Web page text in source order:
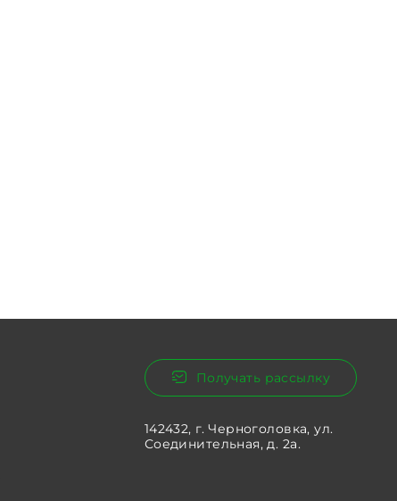
Получать рассылку
142432, г. Черноголовка, ул.
Соединительная, д. 2а.